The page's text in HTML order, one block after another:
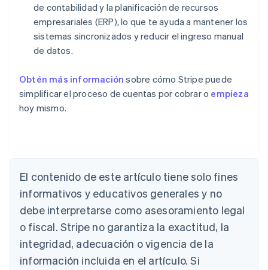
de contabilidad y la planificación de recursos
empresariales (ERP), lo que te ayuda a mantener los
sistemas sincronizados y reducir el ingreso manual
de datos.
Obtén más información sobre cómo Stripe puede
simplificar el proceso de cuentas por cobrar o empieza
hoy mismo.
El contenido de este artículo tiene solo fines
informativos y educativos generales y no
debe interpretarse como asesoramiento legal
o fiscal. Stripe no garantiza la exactitud, la
integridad, adecuación o vigencia de la
información incluida en el artículo. Si
DeutschEnglish
Australia
English
Austria
DeutschEnglish
Nederlands FrançaisDeutsch English
Brasil
Português English